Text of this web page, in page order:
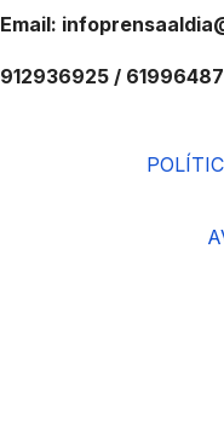
Email:
912936925 /